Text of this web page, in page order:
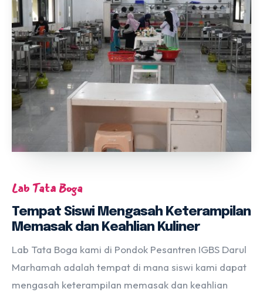
Lab Tata Boga
Tempat Siswi Mengasah Keterampilan
Memasak dan Keahlian Kuliner
Lab Tata Boga kami di Pondok Pesantren IGBS Darul
Marhamah adalah tempat di mana siswi kami dapat
mengasah keterampilan memasak dan keahlian